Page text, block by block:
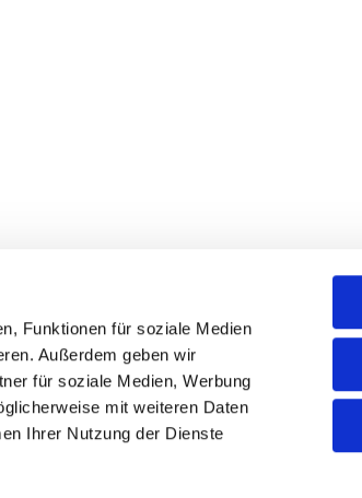
Funktionen für soziale Medien
Außerdem geben wir
für soziale Medien, Werbung
mit weiteren Daten
Ihrer Nutzung der Dienste
Demmin • Frankenstr. 39 • 18439 Stralsund